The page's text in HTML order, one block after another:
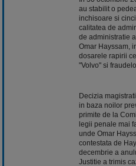
au stabilit o
inchisoare si
calitatea de
de administratie
Omar Hayssam,
dosarele rapirii
"Volvo" si
Decizia
in baza noilor
primite de la
legii penale mai
unde Omar
contestata de
decembrie a
Justitie a trimis